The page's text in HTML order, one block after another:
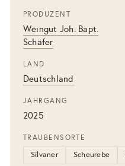
PRODUZENT
Weingut Joh. Bapt.
Schäfer
LAND
Deutschland
JAHRGANG
2025
TRAUBENSORTE
Silvaner Scheurebe